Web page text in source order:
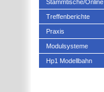
Stammtische/Online
Treffenberichte
Praxis
Modulsysteme
Hp1 Modellbahn